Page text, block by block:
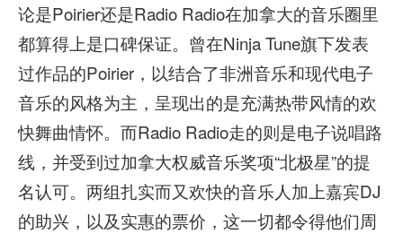
论是Poirier还是Radio Radio在加拿大的音乐圈里
都算得上是口碑保证。曾在Ninja Tune旗下发表
过作品的Poirier，以结合了非洲音乐和现代电子
音乐的风格为主，呈现出的是充满热带风情的欢
快舞曲情怀。而Radio Radio走的则是电子说唱路
线，并受到过加拿大权威音乐奖项“北极星”的提
名认可。两组扎实而又欢快的音乐人加上嘉宾DJ
的助兴，以及实惠的票价，这一切都令得他们周